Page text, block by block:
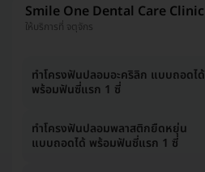
Smile One Dental Care Clinic
ให้บริการที่ จตุจักร
ทำโครงฟันปลอมอะคริลิก แบบถอดได้
พร้อมฟันซี่แรก 1 ซี่
ทำโครงฟันปลอมพลาสติกยืดหยุ่น
แบบถอดได้ พร้อมฟันซี่แรก 1 ซี่